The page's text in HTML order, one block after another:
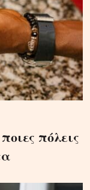
πόλεις